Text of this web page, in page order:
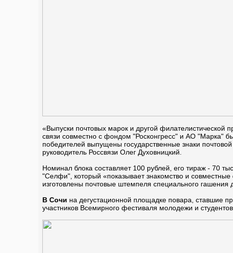
«Выпуски почтовых марок и другой
связи совместно с фондом "Росконгресс" и АО "Марка"
победителей выпущены государственные знаки
руководитель Россвязи Олег Духовницкий.
Номинал блока составляет 100 рублей, его тираж - 70
"Селфи", который «показывает знакомство и
изготовлены почтовые штемпеля специального
В Сочи на дегустационной площадке повара, ставшие
участников Всемирного фестиваля молодежи и